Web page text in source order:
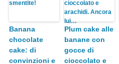
Banana
chocolate
cake: di
convinzioni e
Plum cake alle
banane con
gocce di
cioccolato e